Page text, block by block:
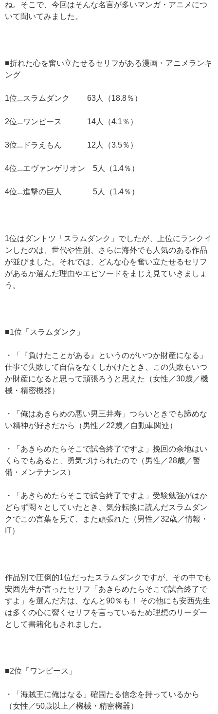
ね。そこで、今回はそんな名言が多いマンガ・アニメにつ
いて聞いてみました。
■折れた心を奮い立たせるセリフがある漫画・アニメランキ
ング
1位...スラムダンク 63人（18.8％）
2位...ワンピース 14人（4.1％）
3位...ドラえもん 12人（3.5％）
4位...エヴァンゲリオン 5人（1.4％）
4位...進撃の巨人 5人（1.4％）
1位はダントツ「スラムダンク」でしたが、上位にランクイ
ンしたのは、世代や性別、さらに海外でも人気のある作品
が並びました。それでは、どんな心を奮い立たせるセリフ
があるか選んだ理由やエピソードをまじえ見ていきましょ
う。
■1位「スラムダンク」
・「『負けたことがある』というのがいつか財産になる」
仕事で失敗して自信をなくしかけたとき、この失敗もいつ
か財産になると思って頑張ろうと思えた（女性／30歳／機
械・精密機器）
・「俺はあきらめの悪い男三井寿」つらいときでも諦めな
い精神が好きだから（男性／22歳／自動車関連）
・「あきらめたらそこで試合終了ですよ」挽回の余地はい
くらでもあると、勇気づけられたので（男性／28歳／警
備・メンテナンス）
・「あきらめたらそこで試合終了ですよ」受験勉強がはか
どらず悶々としていたとき、気分転換に読んだスラムダン
クでこの言葉を見て、また頑張れた（男性／32歳／情報・
IT）
作品別で圧倒的1位だったスラムダンクですが、その中でも
安西先生が言ったセリフ「あきらめたらそこで試合終了で
すよ」を選んだ方は、なんと90％も！ その他にも安西先生
は多くの心に響くセリフを言っているため理想のリーダー
として書籍化もされました。
■2位「ワンピース」
・「海賊王に俺はなる」確固たる信念を持っているから
（女性／50歳以上／機械・精密機器）